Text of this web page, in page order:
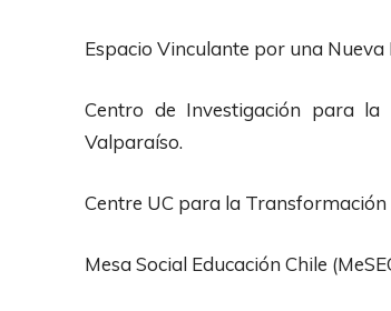
Espacio Vinculante por una Nueva
Centro de Investigación para la
Valparaíso.
Centre UC para la
Mesa Social Educación Chile